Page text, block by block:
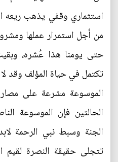
استثماري وقفي يذهب ريعه
من أجل استمرار عملها
حتى يومنا هذا عُشره،
تكتمل في حياة المؤلف وقد
الموسوعة مشرعة على
الحالتين فإن الموسوعة
الجنة وسبط نبي الرحمة
تتجلى حقيقة النصرة لقيم